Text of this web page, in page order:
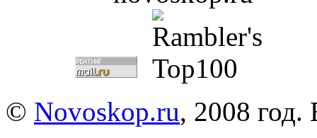
© Novoskop.ru, 2008